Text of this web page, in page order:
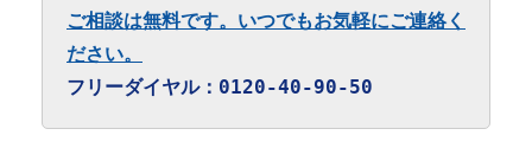
ご相談は無料です。いつでもお気軽にご連絡く
ださい。
フリーダイヤル：0120-40-90-50